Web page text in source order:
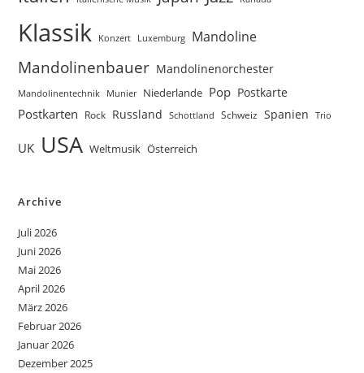
Klassik Konzert Luxemburg Mandoline
Mandolinenbauer Mandolinenorchester
Mandolinentechnik Munier Niederlande Pop Postkarte
Postkarten Rock Russland Schottland Schweiz Spanien Trio
UK USA Weltmusik Österreich
Archive
Juli 2026
Juni 2026
Mai 2026
April 2026
März 2026
Februar 2026
Januar 2026
Dezember 2025